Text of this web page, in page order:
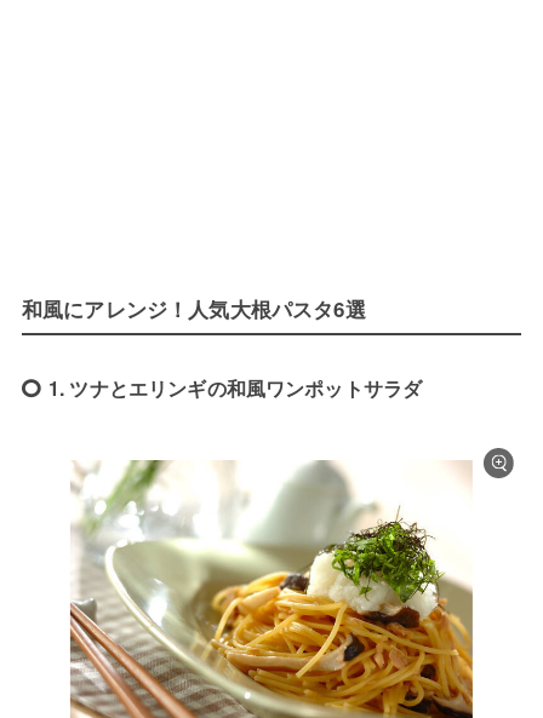
和風にアレンジ！人気大根パスタ6選
1. ツナとエリンギの和風ワンポットサラダ